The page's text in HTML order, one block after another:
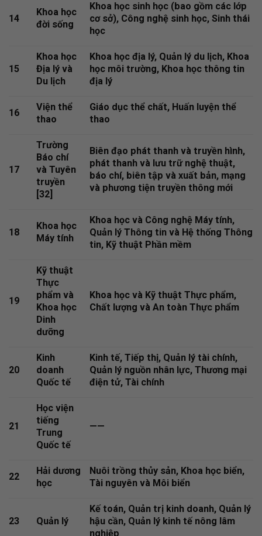
14
Khoa học
đời sống
Khoa học sinh học (bao gồm các lớp
cơ sở), Công nghệ sinh học, Sinh thái
học
15
Khoa học
Địa lý và
Du lịch
Khoa học địa lý, Quản lý du lịch, Khoa
học môi trường, Khoa học thông tin
địa lý
16
Viện thể
thao
Giáo dục thể chất, Huấn luyện thể
thao
17
Trường
Báo chí
và Tuyên
truyền
[32]
Biên đạo phát thanh và truyền hình,
phát thanh và lưu trữ nghệ thuật,
báo chí, biên tập và xuất bản, mạng
và phương tiện truyền thông mới
18
Khoa học
Máy tính
Khoa học và Công nghệ Máy tính,
Quản lý Thông tin và Hệ thống Thông
tin, Kỹ thuật Phần mềm
19
Kỹ thuật
Thực
phẩm và
Khoa học
Dinh
dưỡng
Khoa học và Kỹ thuật Thực phẩm,
Chất lượng và An toàn Thực phẩm
20
Kinh
doanh
Quốc tế
Kinh tế, Tiếp thị, Quản lý tài chính,
Quản lý nguồn nhân lực, Thương mại
điện tử, Tài chính
21
Học viện
tiếng
Trung
Quốc tế
——
22
Hải dương
học
Nuôi trồng thủy sản, Khoa học biển,
Tài nguyên và Môi biển
23 Quản lý
Kế toán, Quản trị kinh doanh, Quản lý
hậu cần, Quản lý kinh tế nông lâm
nghiệp